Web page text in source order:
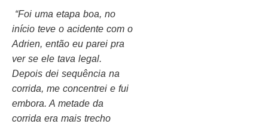
“Foi uma etapa boa, no
início teve o acidente com o
Adrien, então eu parei pra
ver se ele tava legal.
Depois dei sequência na
corrida, me concentrei e fui
embora. A metade da
corrida era mais trecho